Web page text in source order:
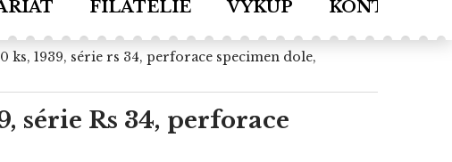
FILATELIE VÝKUP KONTAKTY
série Rs 34, perforace